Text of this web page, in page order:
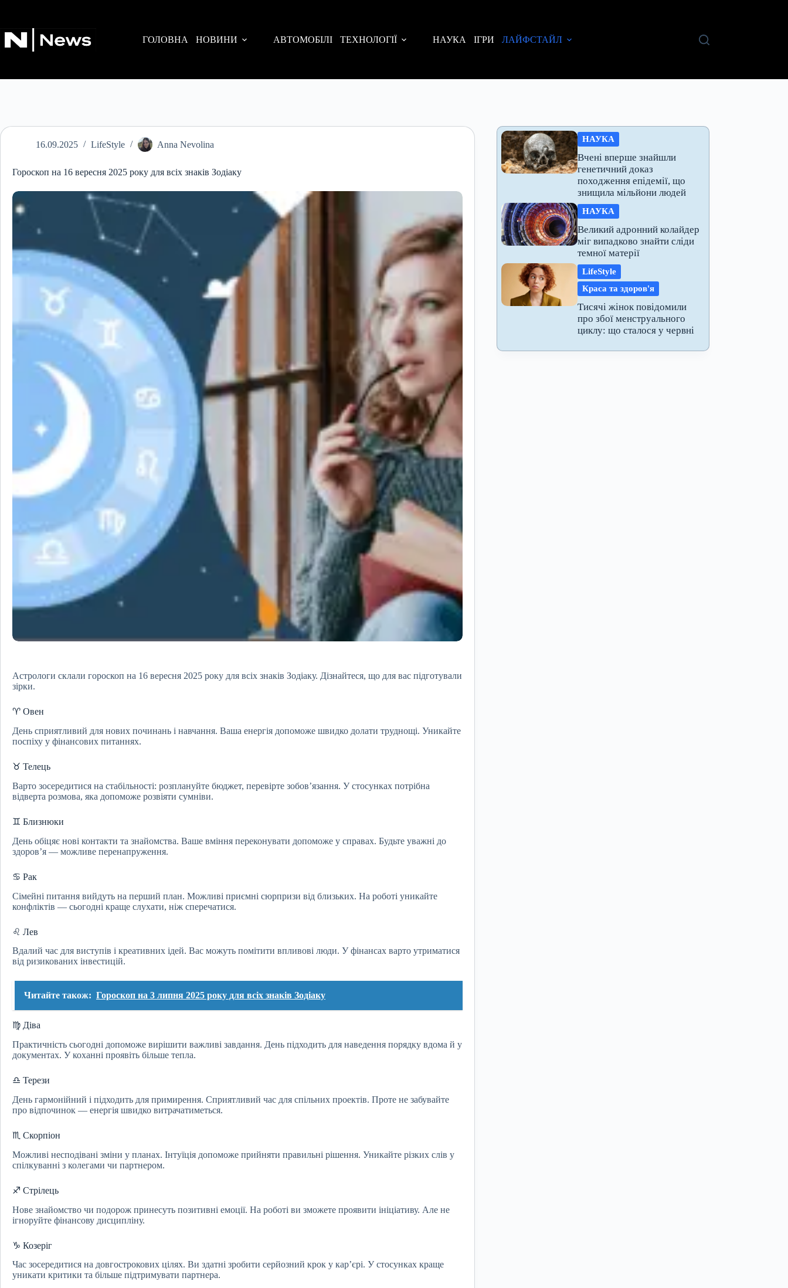
ГОЛОВНА
НОВИНИ АВТОМОБІЛІ ТЕХНОЛОГІЇ НАУКА ІГРИ ЛАЙФСТАЙЛ
16.09.2025 LifeStyle Anna Nevolina
Гороскоп на 16 вересня 2025 року для всіх знаків Зодіаку
Астрологи склали гороскоп на 16 вересня 2025 року для всіх знаків Зодіаку. Дізнайтеся, що для вас підготували
зірки.
♈ Овен
День сприятливий для нових починань і навчання. Ваша енергія допоможе швидко долати труднощі. Уникайте
поспіху у фінансових питаннях.
♉ Телець
Варто зосередитися на стабільності: розплануйте бюджет, перевірте зобов’язання. У стосунках потрібна
відверта розмова, яка допоможе розвіяти сумніви.
♊ Близнюки
День обіцяє нові контакти та знайомства. Ваше вміння переконувати допоможе у справах. Будьте уважні до
здоров’я — можливе перенапруження.
♋ Рак
Сімейні питання вийдуть на перший план. Можливі приємні сюрпризи від близьких. На роботі уникайте
конфліктів — сьогодні краще слухати, ніж сперечатися.
♌ Лев
Вдалий час для виступів і креативних ідей. Вас можуть помітити впливові люди. У фінансах варто утриматися
від ризикованих інвестицій.
Читайте також: Гороскоп на 3 липня 2025 року для всіх знаків Зодіаку
♍ Діва
Практичність сьогодні допоможе вирішити важливі завдання. День підходить для наведення порядку вдома й у
документах. У коханні проявіть більше тепла.
♎ Терези
День гармонійний і підходить для примирення. Сприятливий час для спільних проектів. Проте не забувайте
про відпочинок — енергія швидко витрачатиметься.
♏ Скорпіон
Можливі несподівані зміни у планах. Інтуїція допоможе прийняти правильні рішення. Уникайте різких слів у
спілкуванні з колегами чи партнером.
♐ Стрілець
Нове знайомство чи подорож принесуть позитивні емоції. На роботі ви зможете проявити ініціативу. Але не
ігноруйте фінансову дисципліну.
♑ Козеріг
Час зосередитися на довгострокових цілях. Ви здатні зробити серйозний крок у кар’єрі. У стосунках краще
уникати критики та більше підтримувати партнера.
НАУКА
Вчені вперше знайшли
генетичний доказ
походження епідемії, що
знищила мільйони людей
НАУКА
Великий адронний колайдер
міг випадково знайти сліди
темної матерії
LifeStyle
Краса та здоров'я
Тисячі жінок повідомили
про збої менструального
циклу: що сталося у червні